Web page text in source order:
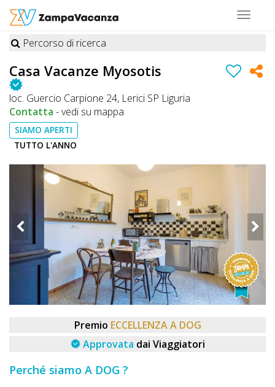
Toggle
STRUTTURE
DOG
DOG
OFFERTE
A
DOG
DOG
Percorso di ricerca
Casa Vacanze Myosotis
loc. Guercio Carpione 24, Lerici SP Liguria
Contatta -vedi su mappa
SIAMO APERTI
TUTTO L'ANNO
Premio ECCELLENZA A DOG
Approvata dai Viaggiatori
Perché siamo A DOG ?